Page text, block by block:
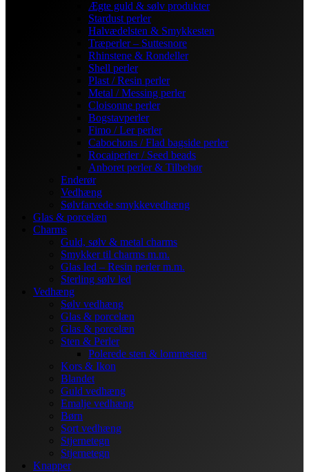
Ægte guld & sølv produkter
Stardust perler
Halvædelsten & Smykkesten
Træperler – Suttesnore
Rhinstene & Rondeller
Shell perler
Plast / Resin perler
Metal / Messing perler
Cloisonne perler
Bogstavperler
Fimo / Ler perler
Cabochons / Flad bagside perler
Rocaiperler / Seed beads
Anboret perler & Tilbehør
Enderør
Vedhæng
Sølvfarvede smykkevedhæng
Glas & porcelæn
Charms
Guld, sølv & metal charms
Smykker til charms m.m.
Glas led – Resin perler m.m.
Sterling sølv led
Vedhæng
Sølv vedhæng
Glas & porcelæn
Glas & porcelæn
Sten & Perler
Polerede sten & lommesten
Kors & Ikon
Blandet
Guld vedhæng
Emalje vedhæng
Børn
Sort vedhæng
Stjernetegn
Stjernetegn
Knapper